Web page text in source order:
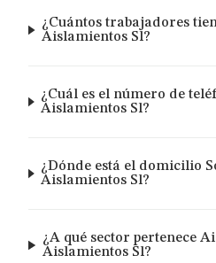
¿Cuántos trabajadores
Aislamientos Sl?
¿Cuál es el número de
Aislamientos Sl?
¿Dónde está el domicilio
Aislamientos Sl?
¿A qué sector pertenece
Aislamientos Sl?